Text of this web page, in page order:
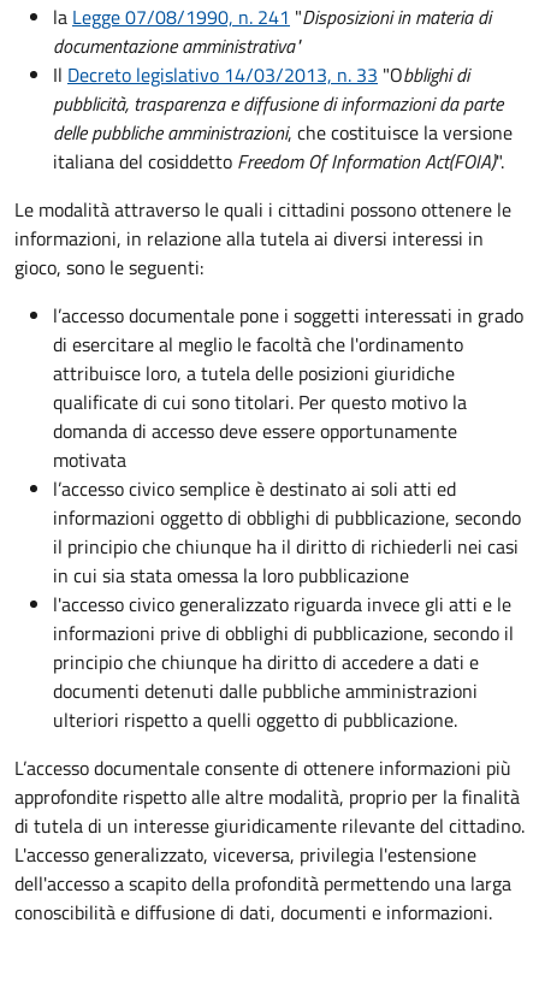
la Legge 07/08/1990, n. 241 "Disposizioni in materia di
documentazione amministrativa"
Il Decreto legislativo 14/03/2013, n. 33 "Obblighi di
pubblicità, trasparenza e diffusione di informazioni da parte
delle pubbliche amministrazioni, che costituisce la versione
italiana del cosiddetto Freedom Of Information Act(FOIA)".
Le modalità attraverso le quali i cittadini possono ottenere le
informazioni, in relazione alla tutela ai diversi interessi in
gioco, sono le seguenti:
l’accesso documentale pone i soggetti interessati in grado
di esercitare al meglio le facoltà che l'ordinamento
attribuisce loro, a tutela delle posizioni giuridiche
qualificate di cui sono titolari. Per questo motivo la
domanda di accesso deve essere opportunamente
motivata
l’accesso civico semplice è destinato ai soli atti ed
informazioni oggetto di obblighi di pubblicazione, secondo
il principio che chiunque ha il diritto di richiederli nei casi
in cui sia stata omessa la loro pubblicazione
l'accesso civico generalizzato riguarda invece gli atti e le
informazioni prive di obblighi di pubblicazione, secondo il
principio che chiunque ha diritto di accedere a dati e
documenti detenuti dalle pubbliche amministrazioni
ulteriori rispetto a quelli oggetto di pubblicazione.
L’accesso documentale consente di ottenere informazioni più
approfondite rispetto alle altre modalità, proprio per la finalità
di tutela di un interesse giuridicamente rilevante del cittadino.
L'accesso generalizzato, viceversa, privilegia l'estensione
dell'accesso a scapito della profondità permettendo una larga
conoscibilità e diffusione di dati, documenti e informazioni.